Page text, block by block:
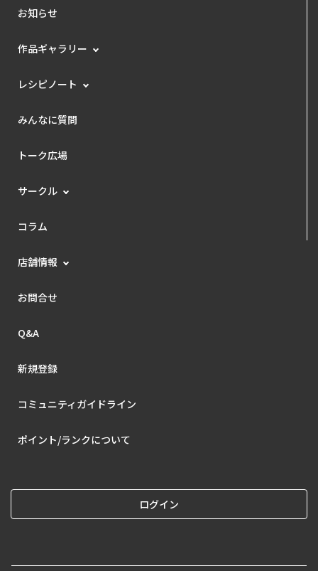
お知らせ
作品ギャラリー
レシピノート
みんなに質問
トーク広場
サークル
コラム
店舗情報
お問合せ
Q&A
新規登録
コミュニティガイドライン
ポイント/ランクについて
ログイン